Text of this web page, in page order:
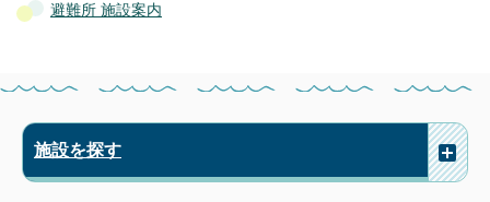
避難所 施設案内
施設を探す